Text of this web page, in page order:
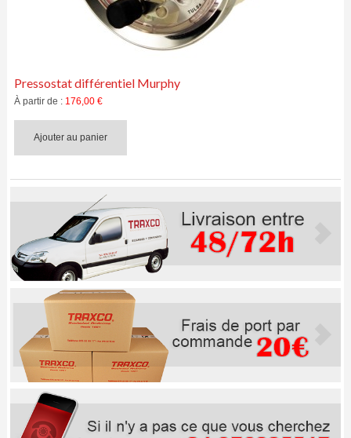
Pressostat différentiel Murphy
À partir de : 176,00 €
Ajouter au panier